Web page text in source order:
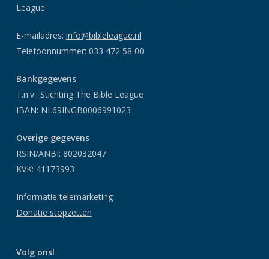
League
E-mailadres: info@bibleleague.nl
Telefoonnummer: 033 472 58 00
Bankgegevens
T.n.v.: Stichting The Bible League
IBAN: NL69INGB0006991023
Overige gegevens
RSIN/ANBI: 802032047
KVK: 41173993
Informatie telemarketing
Donatie stopzetten
Volg ons!